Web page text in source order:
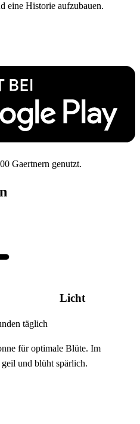
eine Historie aufzubauen.
Gaertnern genutzt.
Licht
täglich
für optimale Blüte. Im
und blüht spärlich.